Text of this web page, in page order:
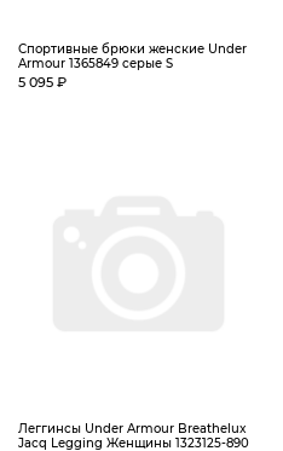
Спортивные брюки женские Under
Armour 1365849 серые S
5 095 ₽
Леггинсы Under Armour Breathelux
Jacq Legging Женщины 1323125-890